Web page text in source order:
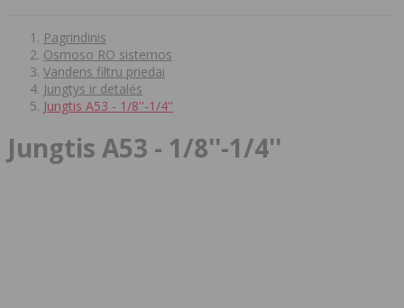
Pagrindinis
Osmoso RO sistemos
Vandens filtru priedai
Jungtys ir detalės
Jungtis A53 - 1/8''-1/4''
Jungtis A53 - 1/8''-1/4''